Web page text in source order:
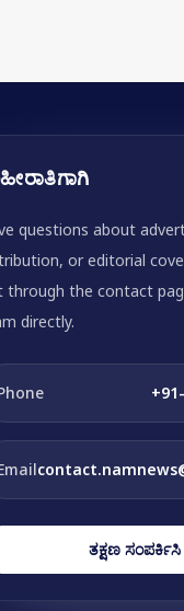
questions about
or editorial
through the contact
directly.
ತಕ್ಷಣ ಸಂಪರ್ಕಿಸಿ